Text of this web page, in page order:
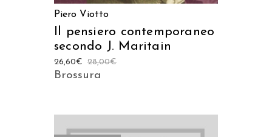
Piero Viotto
Il pensiero contemporaneo
secondo J. Maritain
28,00€
26,60€
Brossura